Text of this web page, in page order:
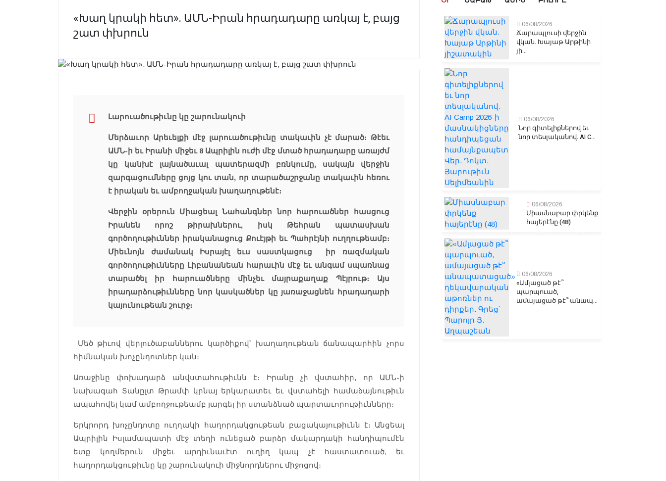
«Խաղ կրակի հետ». ԱՄՆ-Իրան հրադադարը առկայ է, բայց
շատ փխրուն
Լարուածութիւնը կը շարունակուի
Մերձաւոր Արեւելքի մէջ լարուածութիւնը տակաւին չէ մարած։ Թէեւ
ԱՄՆ-ի եւ Իրանի միջեւ 8 Ապրիլին ուժի մէջ մտած հրադադարը առայժմ
կը կանխէ լայնածաւալ պատերազմի բռնկումը, սակայն վերջին
զարգացումները ցոյց կու տան, որ տարածաշրջանը տակաւին հեռու
է իրական եւ ամբողջական խաղաղութենէ։
Վերջին օրերուն Միացեալ Նահանգներ նոր հարուածներ հասցուց
Իրանեն որոշ թիրախներու, իսկ Թեհրան պատասխան
գործողութիւններ իրականացուց Քուէյթի եւ Պահրէյնի ուղղութեամբ։
Միեւնոյն ժամանակ Իսրայէլ եւս սաստկացուց իր ռազմական
գործողութիւնները Լիբանանեան հարաւին մէջ եւ անգամ սպառնաց
տարածել իր հարուածները մինչեւ մայրաքաղաք Պէյրութ։ Այս
իրադարձութիւնները նոր կասկածներ կը յառաջացնեն հրադադարի
կայունութեան շուրջ։
Մեծ թիւով վերլուծաբաններու կարծիքով՝ խաղաղութեան ճանապարհին չորս
հիմնական խոչընդոտներ կան։
Առաջինը փոխադարձ անվստահութիւնն է։ Իրանը չի վստահիր, որ ԱՄՆ-ի
նախագահ Տանըլտ Թրամփ կրնայ երկարատեւ եւ վստահելի համաձայնութիւն
ապահովել կամ ամբողջութեամբ յարգել իր ստանձնած պարտաւորութիւնները։
Երկրորդ խոչընդոտը ուղղակի հաղորդակցութեան բացակայութիւնն է։ Անցեալ
Ապրիլին Իսլամապատի մէջ տեղի ունեցած բարձր մակարդակի հանդիպումէն
ետք կողմերուն միջեւ արդիւնաւէտ ուղիղ կապ չէ հաստատուած, եւ
հաղորդակցութիւնը կը շարունակուի միջնորդներու միջոցով։
06/08/2026
Ճարապլուսի վերջին
վկան. Խայաթ Արթինի
յի...
06/08/2026
Նոր գիտելիքներով եւ
նոր տեսլականով. AI C...
06/08/2026
Միասնաբար փրկենք
հայերէնը (48)
06/08/2026
«Ամլացած թէ՞
պարպուած,
ամայացած թէ՞ անապ...